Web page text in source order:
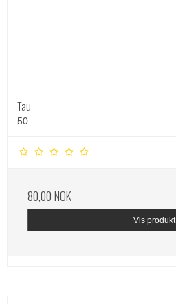
Tau
50
80,00 NOK
Vis produkt